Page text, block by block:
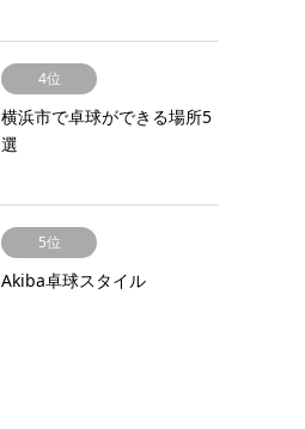
4位
横浜市で卓球ができる場所5
選
5位
Akiba卓球スタイル